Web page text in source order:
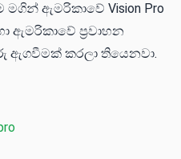
ඇමරිකාවේ Vision Pro
ඇමරිකාවේ ප්‍රවාහන
ඇගවීමක් කරලා තියෙනවා.